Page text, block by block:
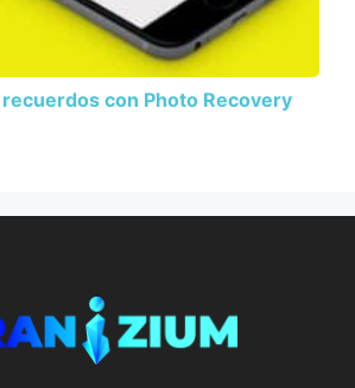
con Photo Recovery